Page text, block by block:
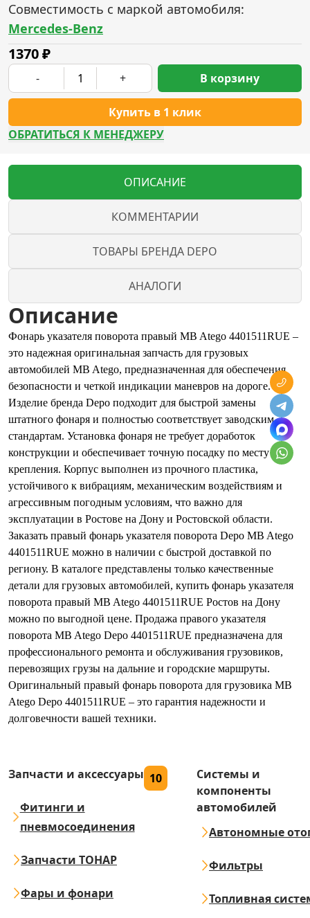
Совместимость с маркой автомобиля:
Mercedes-Benz
1370₽
- +
Купить в 1 клик
В корзину
ОБРАТИТЬСЯ К МЕНЕДЖЕРУ
ОПИСАНИЕ
КОММЕНТАРИИ
ТОВАРЫ БРЕНДА DEPO
АНАЛОГИ
Описание
Фонарь указателя поворота правый MB Atego 4401511RUE –
это надежная оригинальная запчасть для грузовых
автомобилей MB Atego, предназначенная для обеспечения
безопасности и четкой индикации маневров на дороге.
Изделие бренда Depo подходит для быстрой замены
штатного фонаря и полностью соответствует заводским
стандартам. Установка фонаря не требует доработок
конструкции и обеспечивает точную посадку по месту
крепления. Корпус выполнен из прочного пластика,
устойчивого к вибрациям, механическим воздействиям и
агрессивным погодным условиям, что важно для
эксплуатации в Ростове на Дону и Ростовской области.
Заказать правый фонарь указателя поворота Depo MB Atego
4401511RUE можно в наличии с быстрой доставкой по
региону. В каталоге представлены только качественные
детали для грузовых автомобилей, купить фонарь указателя
поворота правый MB Atego 4401511RUE Ростов на Дону
можно по выгодной цене. Продажа правого указателя
поворота MB Atego Depo 4401511RUE предназначена для
профессионального ремонта и обслуживания грузовиков,
перевозящих грузы на дальние и городские маршруты.
Оригинальный правый фонарь поворота для грузовика MB
Atego Depo 4401511RUE – это гарантия надежности и
долговечности вашей техники.
Запчасти и аксессуары 10
Фитинги и
пневмосоединения
Запчасти ТОНАР
Фары и фонари
Системы и
компоненты
автомобилей
Автономные
Фильтры
Топливная